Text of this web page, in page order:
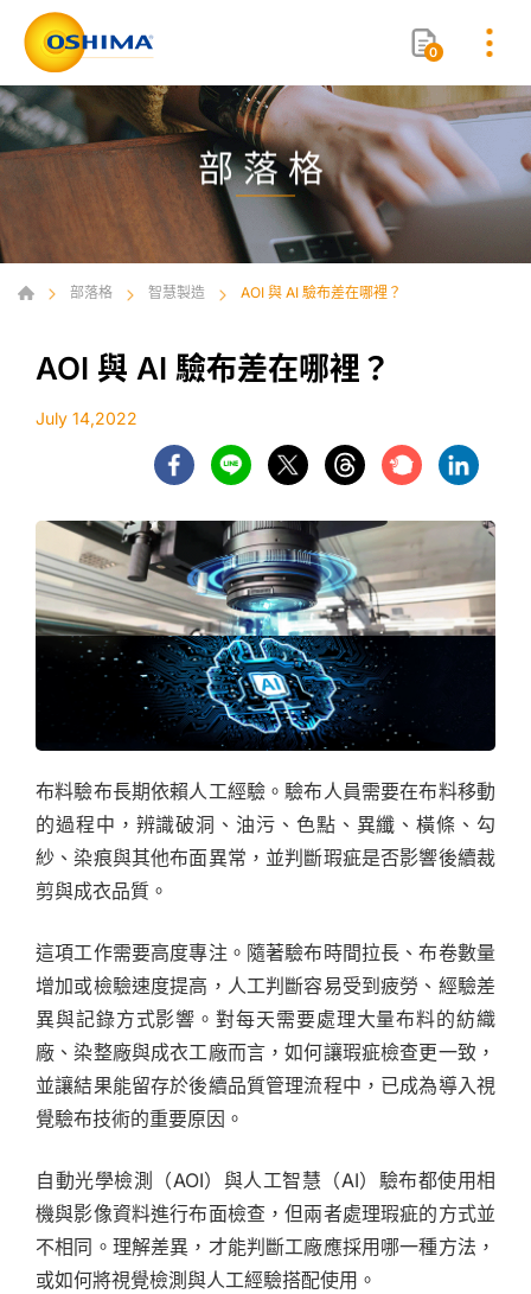
0
部落格
部落格 智慧製造 AOI 與 AI 驗布差在哪裡？
AOI 與 AI 驗布差在哪裡？
July 14,2022
布料驗布長期依賴人工經驗。驗布人員需要在布料移動
的過程中，辨識破洞、油污、色點、異纖、橫條、勾
紗、染痕與其他布面異常，並判斷瑕疵是否影響後續裁
剪與成衣品質。
這項工作需要高度專注。隨著驗布時間拉長、布卷數量
增加或檢驗速度提高，人工判斷容易受到疲勞、經驗差
異與記錄方式影響。對每天需要處理大量布料的紡織
廠、染整廠與成衣工廠而言，如何讓瑕疵檢查更一致，
並讓結果能留存於後續品質管理流程中，已成為導入視
覺驗布技術的重要原因。
自動光學檢測（AOI）與人工智慧（AI）驗布都使用相
機與影像資料進行布面檢查，但兩者處理瑕疵的方式並
不相同。理解差異，才能判斷工廠應採用哪一種方法，
或如何將視覺檢測與人工經驗搭配使用。